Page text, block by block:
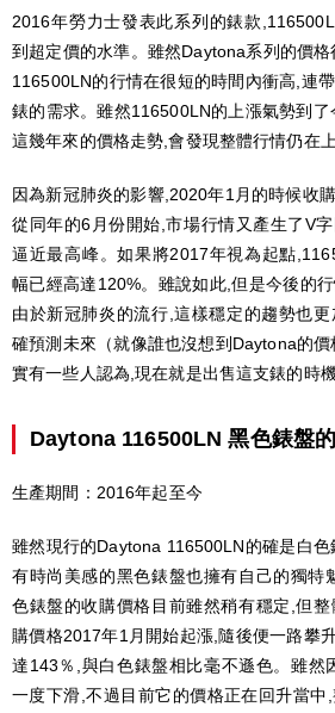
2016年勞力士發表此系列的錶款
到超定價的水準。雖然Daytona系列的價
116500LN的行情在很短的時間內衝高,連
錶的需求。雖然116500LN的上漲氣勢到
這幾年來的價格走勢,會發現整體行情仍在上
因為新冠肺炎的影響,2020年1月的時候收
從同年的6月份開始,市場行情又產生了V
逼近最高峰。如果將2017年視為起點
幅已經高達120%。雖說如此,但是今後的
由於新冠肺炎的流行,這樣穩定的趨勢也
確預測未來（就像誰也沒想到Daytona的
實有一些人認為,現在就是出售這支錶的時機
Daytona 116500LN 黑色錶盤
生產期間：2016年起至今
雖然現行的Daytona 116500LN的確是白
有時尚美感的黑色錶盤也擁有自己的獨特
色錶盤的收購價格目前雖然稍有穩定,但
購價格2017年1月開始起漲,隨後便一路攀
達143％,與白色錶盤相比毫不遜色。雖然
一度下滑,不過目前它的價格正在回升當中